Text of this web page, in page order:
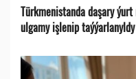
Türkmenistanda daşary
ulgamy işlenip taýýarlanyldy